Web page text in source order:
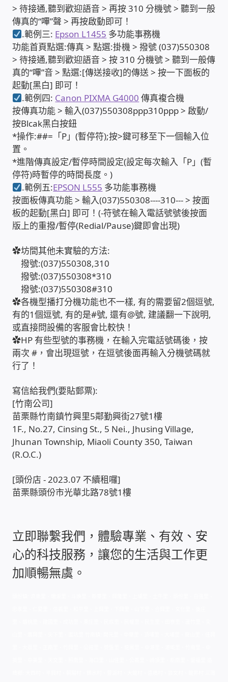
IP-PBX 租賃 借測 (雲端總機)
通航國際(Tonnet)
DCS 數位通訊系統
NEC SL2100 電話總機 數位IP通訊系統
安立達(Aristel)
聯盟電子(LINEMEX)
網路型門口視訊對講機
電話 工具 軟體 手冊
門禁安全控制
感應式門鎖、電子鎖
電梯樓層刷卡管制
停車場、社區大樓 車道管制系統
風速傳感器+PLC自動控制
mOA雲考勤 指紋、卡片、手機APP GPS打卡
智慧櫃
電子鎖 凱特安Kwikset
電子模組電路模塊
門禁安全控制 工具 軟體 手冊
租屋維修、租屋安全
智慧電錶、儲值、雲端 電子式電錶
> 待接通,聽到歡迎語音 > 再按 310 分機號 > 聽到一般
傳真的“嗶”聲 > 再按啟動即可！
.範例三: Epson L1455 多功能事務機
功能首頁點選:傳真 > 點選:掛機 > 撥號 (037)550308
> 待接通,聽到歡迎語音 > 按 310 分機號 > 聽到一般傳
真的“嗶”音 > 點選:[傳送接收]的傳送 > 按一下面板的
起動[黑白] 即可！
.範例四: Canon PIXMA G4000 傳真複合機
按傳真功能 > 輸入(037)550308ppp310ppp > 啟動/
按Blcak黑白按鈕
*操作:##=「P」(暫停符);按>鍵可移至下一個輸入位
置。
*進階傳真設定/暫停時間設定(設定每次輸入「P」(暫
停符)時暫停的時間長度。)
.範例五:EPSON L555 多功能事務機
按面板傳真功能 > 輸入(037)550308----310--- > 按面
板的起動[黑白] 即可！(-符號在輸入電話號號後按面
版上的重撥/暫停(Redial/Pause)鍵即會出現)
✿坊間其他未實驗的方法:
撥號:(037)550308,310
撥號:(037)550308*310
撥號:(037)550308#310
✿各機型播打分機功能也不一樣, 有的需要留2個逗號,
有的1個逗號, 有的是#號, 還有@號, 建議翻一下說明,
或直接問設備的客服會比較快！
✿HP 有些型號的事務機，在輸入完電話號碼後，按
兩次 #，會出現逗號，在逗號後面再輸入分機號碼就
行了！
寫信給我們(要貼郵票):
[竹南公司]
苗栗縣竹南鎮竹興里5鄰勤興街27號1樓
1F., No.27, Cinsing St., 5 Nei., Jhusing Village,
Jhunan Township, Miaoli County 350, Taiwan
(R.O.C.)
[頭份店 - 2023.07 不續租囉]
苗栗縣頭份市光華北路78號1樓
立即聯繫我們，體驗專業、有效、安
心的科技服務，讓您的生活與工作更
加順暢無虞。